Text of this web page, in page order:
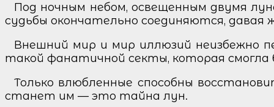
Под ночным небом, освещенным двумя
судьбы окончательно соединяются, давая
Внешний мир и мир иллюзий неизбежно
такой фанатичной секты, которая смогла
Только влюбленные способны
станет им — это тайна лун.